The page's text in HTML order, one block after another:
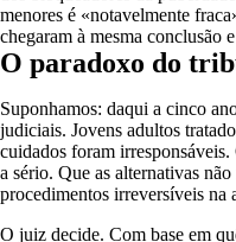
menores é «notavelmente
chegaram à mesma conclusão
O paradoxo do
Suponhamos: daqui a cinco
judiciais. Jovens adultos
cuidados foram
a sério. Que as alternativas
procedimentos irreversíveis na
O juiz decide. Com base em